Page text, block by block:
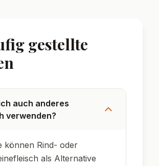
gestellte
auch anderes
verwenden?
können Rind- oder
als Alternative